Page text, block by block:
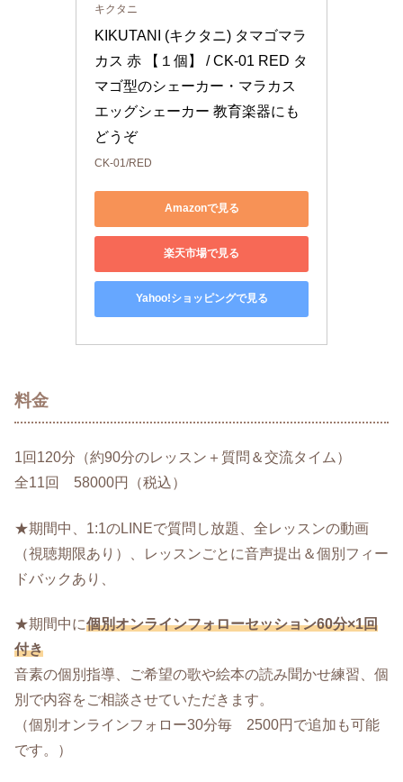
キクタニ
KIKUTANI (キクタニ) タマゴマラ
カス 赤 【１個】 / CK-01 RED タ
マゴ型のシェーカー・マラカス
エッグシェーカー 教育楽器にも
どうぞ
CK-01/RED
Amazonで見る
楽天市場で見る
Yahoo!ショッピングで見る
料金
1回120分（約90分のレッスン＋質問＆交流タイム）
全11回 58000円（税込）
★期間中、1:1のLINEで質問し放題、全レッスンの動画
（視聴期限あり）、レッスンごとに音声提出＆個別フィー
ドバックあり、
★期間中に個別オンラインフォローセッション60分×1回
付き
音素の個別指導、ご希望の歌や絵本の読み聞かせ練習、個
別で内容をご相談させていただきます。
（個別オンラインフォロー30分毎 2500円で追加も可能
です。）